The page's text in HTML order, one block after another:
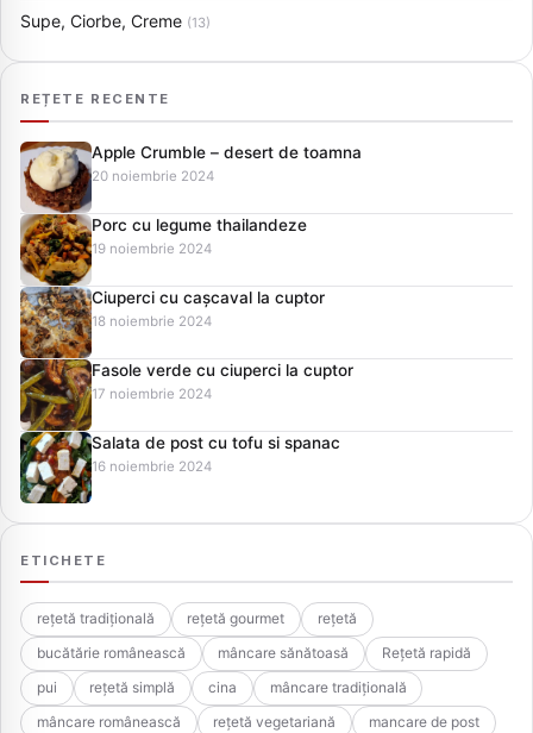
Supe, Ciorbe, Creme (13)
REȚETE RECENTE
Apple Crumble – desert de toamna
20 noiembrie 2024
Porc cu legume thailandeze
19 noiembrie 2024
Ciuperci cu cașcaval la cuptor
18 noiembrie 2024
Fasole verde cu ciuperci la cuptor
17 noiembrie 2024
Salata de post cu tofu si spanac
16 noiembrie 2024
ETICHETE
rețetă tradițională rețetă gourmet
rețetă
bucătărie românească
mâncare sănătoasă
Rețetă rapidă
pui
rețetă simplă cina
mâncare tradițională
mâncare românească
rețetă vegetariană
mancare de post